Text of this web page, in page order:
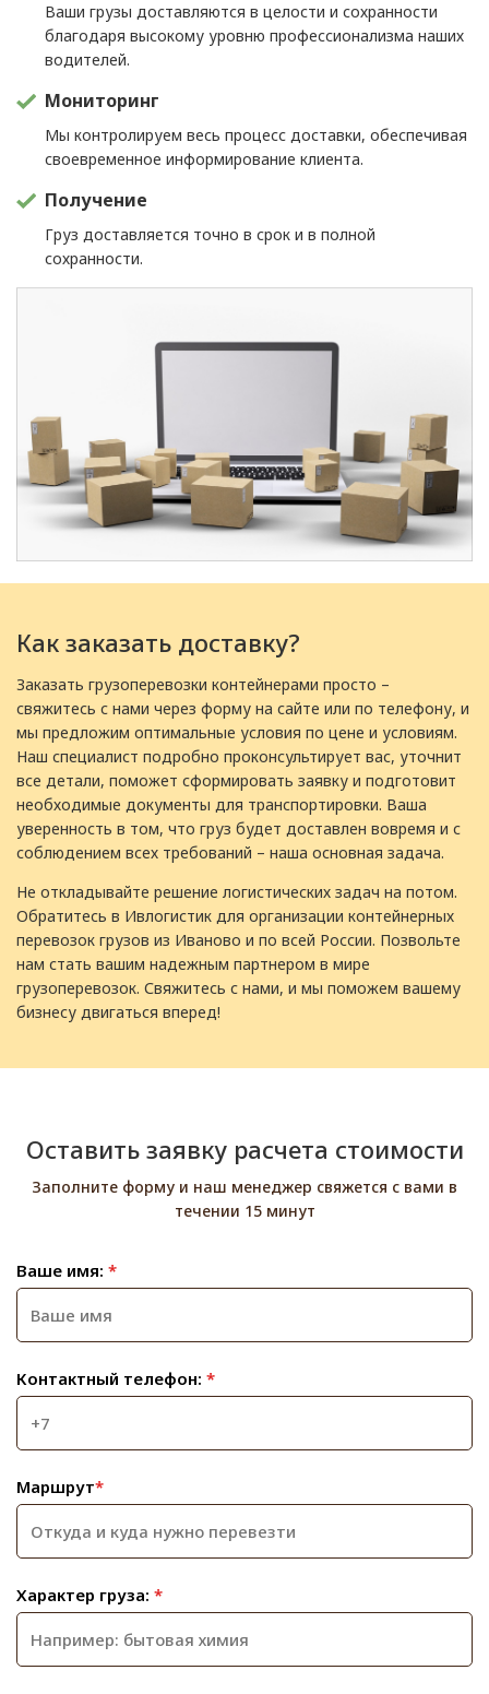
Ваши грузы доставляются в целости и сохранности
благодаря высокому уровню профессионализма наших
водителей.
Мониторинг
Мы контролируем весь процесс доставки, обеспечивая
своевременное информирование клиента.
Получение
Груз доставляется точно в срок и в полной
сохранности.
Как заказать доставку?
Заказать грузоперевозки контейнерами просто –
свяжитесь с нами через форму на сайте или по телефону, и
мы предложим оптимальные условия по цене и условиям.
Наш специалист подробно проконсультирует вас, уточнит
все детали, поможет сформировать заявку и подготовит
необходимые документы для транспортировки. Ваша
уверенность в том, что груз будет доставлен вовремя и с
соблюдением всех требований – наша основная задача.
Не откладывайте решение логистических задач на потом.
Обратитесь в Ивлогистик для организации контейнерных
перевозок грузов из Иваново и по всей России. Позвольте
нам стать вашим надежным партнером в мире
грузоперевозок. Свяжитесь с нами, и мы поможем вашему
бизнесу двигаться вперед!
Оставить заявку расчета стоимости
Заполните форму и наш менеджер свяжется с вами в
течении 15 минут
Ваше имя: *
Контактный телефон: *
Маршрут*
Характер груза: *